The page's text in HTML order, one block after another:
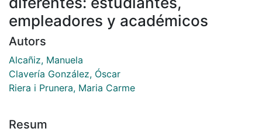
empleadores y académicos
Autors
Alcañiz, Manuela
Clavería González, Óscar
Riera i Prunera, Maria Carme
Resum